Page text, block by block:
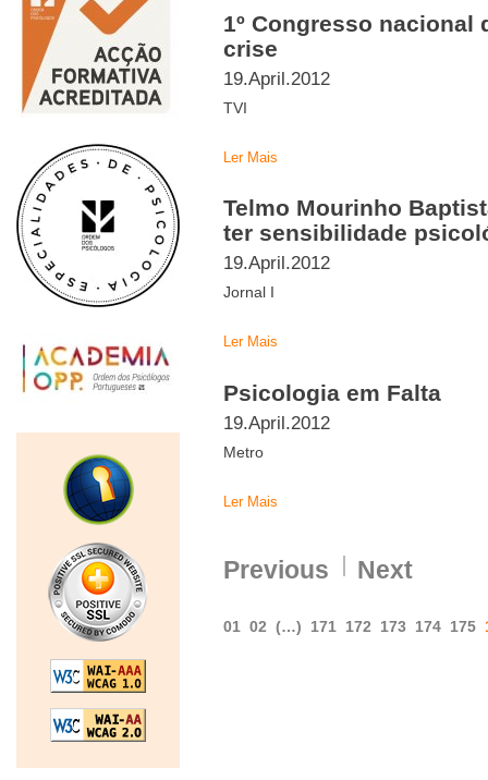
1º Congresso nacional
crise
19.April.2012
TVI
Ler Mais
Telmo Mourinho
ter sensibilidade
19.April.2012
Jornal I
Ler Mais
Psicologia em Falta
19.April.2012
Metro
Ler Mais
Previous Next
01 02 (…) 171 172 173 174 175